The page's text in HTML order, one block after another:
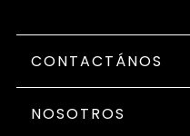
CONTACTÁNOS
NOSOTROS